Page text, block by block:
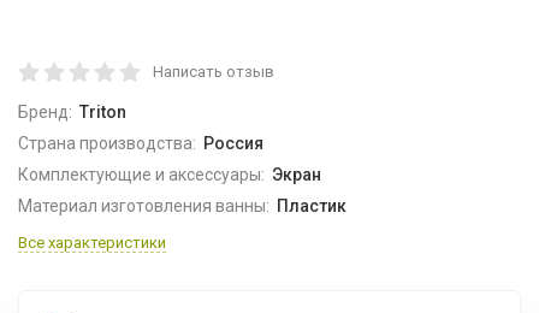
Написать отзыв
Бренд: Triton
Страна производства: Россия
Комплектующие и аксессуары: Экран
Материал изготовления ванны: Пластик
Все характеристики